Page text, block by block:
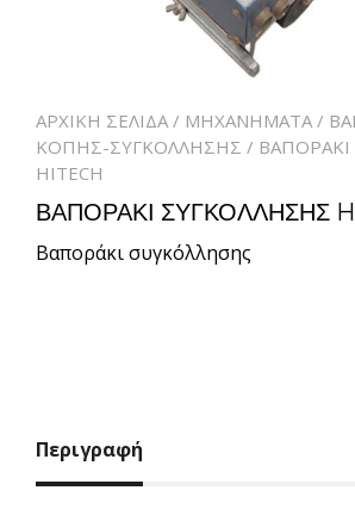
ΑΡΧΙΚΉ ΣΕΛΊΔΑ/ ΜΗΧΑΝΉΜΑΤΑ/
ΚΟΠΗΣ-ΣΥΓΚΟΛΛΗΣΗΣ /
HITECH
ΒΑΠΟΡΑΚΙ ΣΥΓΚΟΛΛΗΣΗΣ
Βαποράκι συγκόλλησης
Περιγραφή